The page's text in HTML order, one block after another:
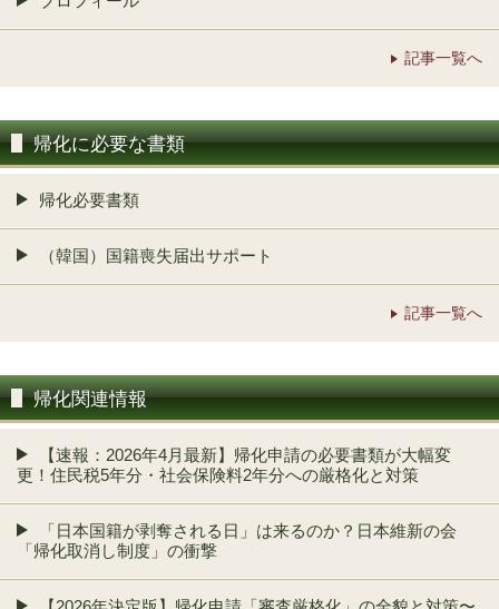
記事一覧へ
帰化に必要な書類
帰化必要書類
（韓国）国籍喪失届出サポート
記事一覧へ
帰化関連情報
【速報：2026年4月最新】帰化申請の必要書類が大幅変
更！住民税5年分・社会保険料2年分への厳格化と対策
「日本国籍が剥奪される日」は来るのか？日本維新の会
「帰化取消し制度」の衝撃